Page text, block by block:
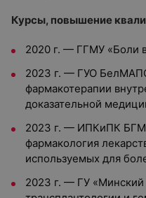
Курсы, повышение
2020 г. — ГГМУ «Боли
2023 г. — ГУО
фармакотерапии
доказательной
2023 г. — ИПКиПК
фармакология
используемых для
2023 г. — ГУ